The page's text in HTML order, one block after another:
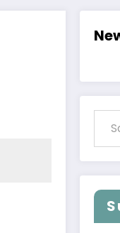
Saisissez votre adresse